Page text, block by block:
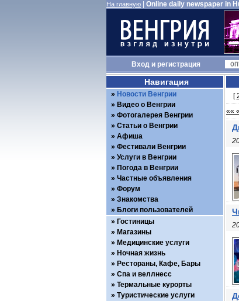
На главную Online daily newspaper in
Входи регистрация
[
««
Навигация
Новости Венгрии
Видео о Венгрии
Фотогалерея Венгрии
Статьи о Венгрии
Афиша
Фестивали Венгрии
Услуги в Венгрии
Погода в Венгрии
Частные объявления
Форум
Знакомства
Блоги пользователей
Гостиницы
Магазины
Медицинские услуги
Ночная жизнь
Рестораны, Кафе, Бары
Спа и веллнесс
Термальные курорты
Туристические услуги